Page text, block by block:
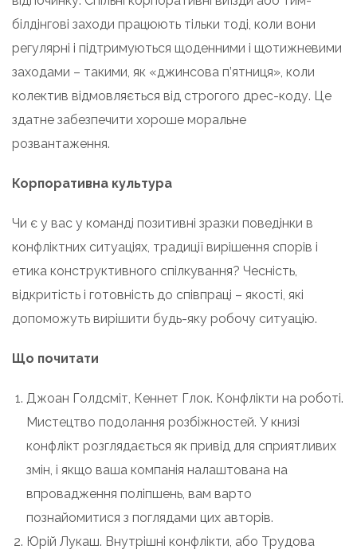
білдінгові заходи працюють тільки тоді, коли вони
регулярні і підтримуються щоденними і щотижневими
заходами – такими, як «джинсова п’ятниця», коли
колектив відмовляється від строгого дрес-коду. Це
здатне забезпечити хороше моральне
розвантаження.
Корпоративна культура
Чи є у вас у команді позитивні зразки поведінки в
конфліктних ситуаціях, традиції вирішення спорів і
етика конструктивного спілкування? Чесність,
відкритість і готовність до співпраці – якості, які
допоможуть вирішити будь-яку робочу ситуацію.
Що почитати
Джоан Голдсміт, Кеннет Глок. Конфлікти на роботі.
Мистецтво подолання розбіжностей. У книзі
конфлікт розглядається як привід для сприятливих
змін, і якщо ваша компанія налаштована на
впровадження поліпшень, вам варто
познайомитися з поглядами цих авторів.
Юрій Лукаш. Внутрішні конфлікти, або Трудова